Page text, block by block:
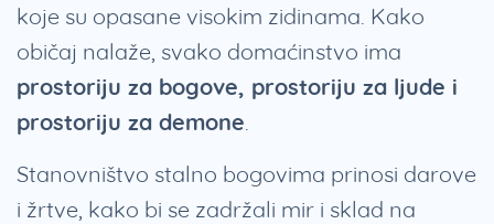
koje su opasane visokim zidinama. Kako
običaj nalaže, svako domaćinstvo ima
prostoriju za bogove, prostoriju za ljude i
prostoriju za demone
Stanovništvo stalno bogovima prinosi darove
i žrtve, kako bi se zadržali mir i sklad na